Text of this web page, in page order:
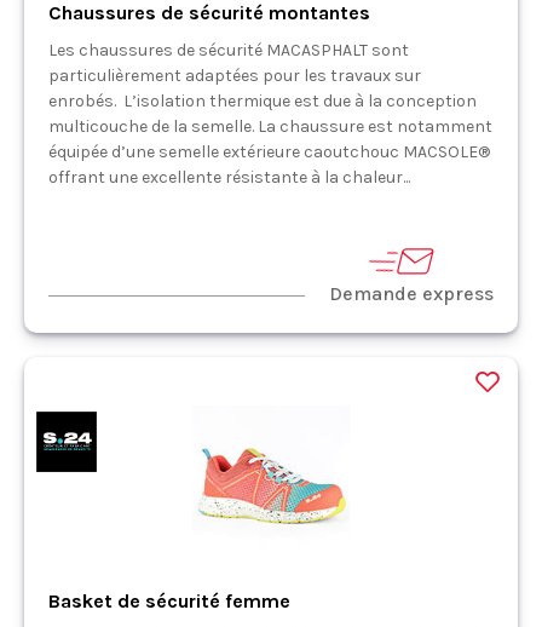
Chaussures de sécurité montantes
Les chaussures de sécurité MACASPHALT sont
particulièrement adaptées pour les travaux sur
enrobés. L’isolation thermique est due à la conception
multicouche de la semelle. La chaussure est notamment
équipée d’une semelle extérieure caoutchouc MACSOLE®
offrant une excellente résistante à la chaleur...
Demande express
Basket de sécurité femme